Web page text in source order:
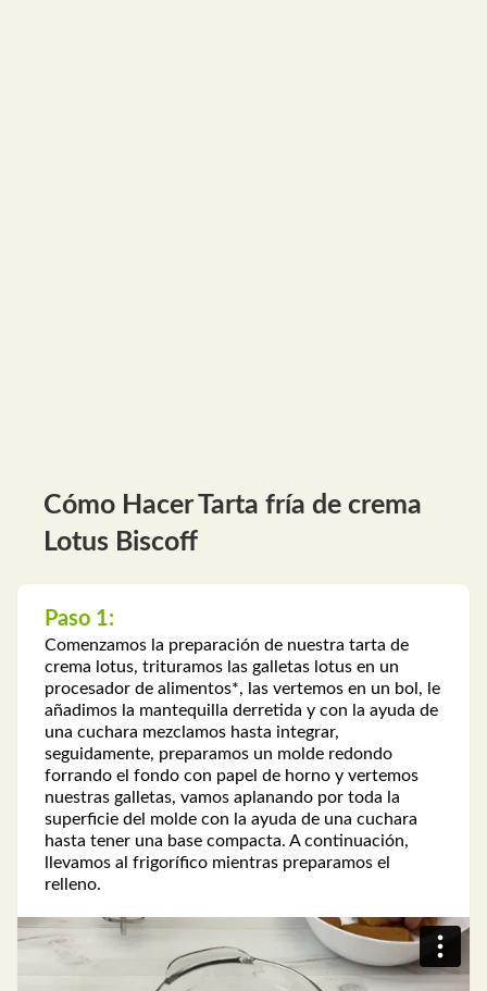
Cómo Hacer Tarta fría de crema
Lotus Biscoff
Paso 1:
Comenzamos la preparación de nuestra tarta de
crema lotus, trituramos las galletas lotus en un
procesador de alimentos*, las vertemos en un bol, le
añadimos la mantequilla derretida y con la ayuda de
una cuchara mezclamos hasta integrar,
seguidamente, preparamos un molde redondo
forrando el fondo con papel de horno y vertemos
nuestras galletas, vamos aplanando por toda la
superficie del molde con la ayuda de una cuchara
hasta tener una base compacta. A continuación,
llevamos al frigorífico mientras preparamos el
relleno.